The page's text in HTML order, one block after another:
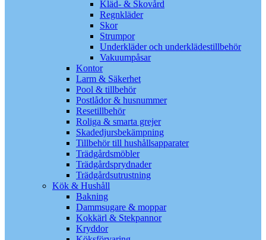
Kläd- & Skovård
Regnkläder
Skor
Strumpor
Underkläder och underklädestillbehör
Vakuumpåsar
Kontor
Larm & Säkerhet
Pool & tillbehör
Postlådor & husnummer
Resetillbehör
Roliga & smarta grejer
Skadedjursbekämpning
Tillbehör till hushållsapparater
Trädgårdsmöbler
Trädgårdsprydnader
Trädgårdsutrustning
Kök & Hushåll
Bakning
Dammsugare & moppar
Kokkärl & Stekpannor
Kryddor